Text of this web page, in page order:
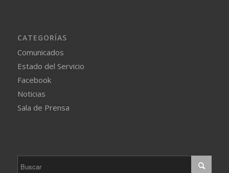
CATEGORÍAS
Comunicados
Estado del Servicio
Facebook
Noticias
Sala de Prensa